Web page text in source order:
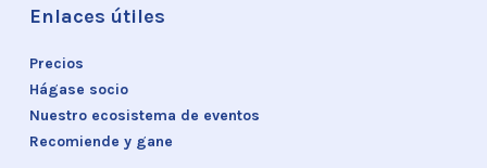
Enlaces útiles
Precios
Hágase socio
Nuestro ecosistema de eventos
Recomiende y gane